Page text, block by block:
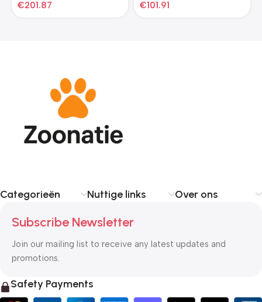
en wit
€201.87 €101.91
Categorieën Nuttige links Over ons
Subscribe Newsletter
Join our mailing list to receive any latest updates and
promotions.
Safety Payments